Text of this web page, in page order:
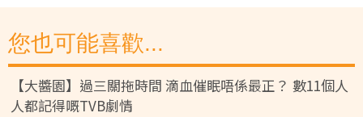
您也可能喜歡...
【大醬園】過三關拖時間 滴血催眠唔係最正？ 數11個人
人都記得嘅TVB劇情